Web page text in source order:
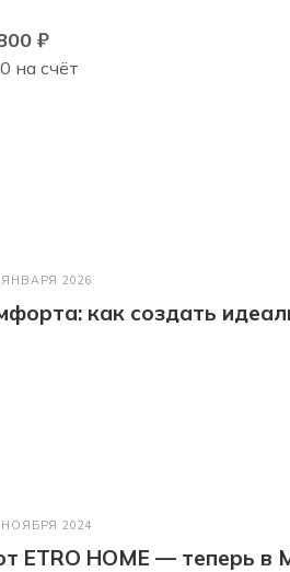
₽
на счёт
ЯНВАРЯ 2026
как создать
НОЯБРЯ 2024
ETRO HOME — теперь в